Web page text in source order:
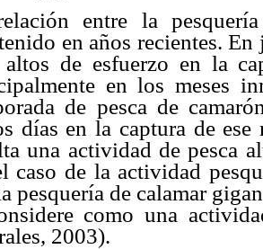
entre la
en años recientes.
altos de esfuerzo en la
en los meses
de pesca de
días en la captura de
una actividad de pesca
caso de la actividad
pesquería de calamar
como una
2003).